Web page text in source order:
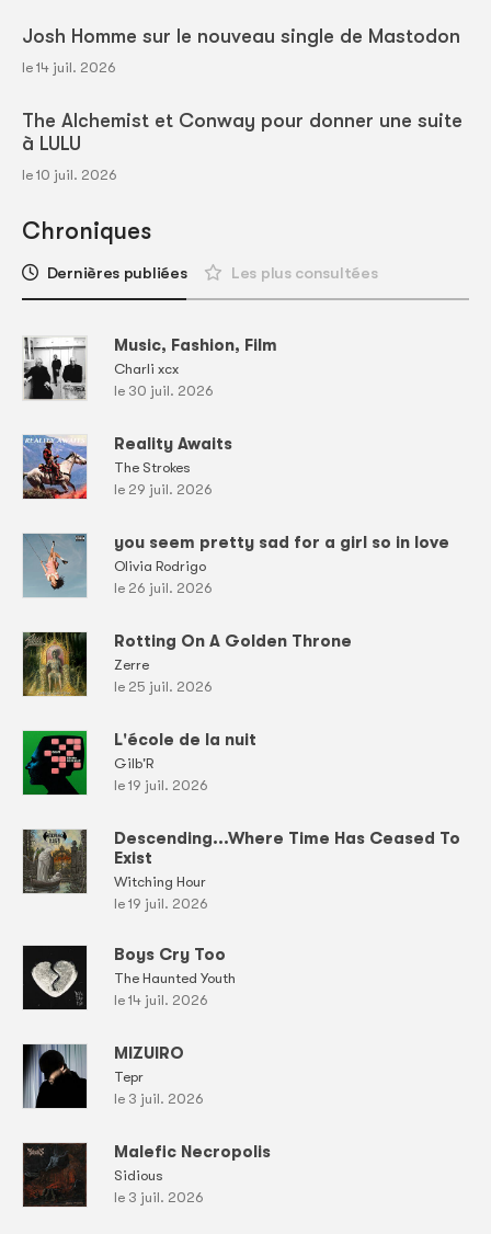
Josh Homme sur le nouveau single de Mastodon
le 14 juil. 2026
The Alchemist et Conway pour donner une suite
à LULU
le 10 juil. 2026
Chroniques
Dernières publiées Les plus consultées
Music, Fashion, Film
Charli xcx
le 30 juil. 2026
Reality Awaits
The Strokes
le 29 juil. 2026
you seem pretty sad for a girl so in love
Olivia Rodrigo
le 26 juil. 2026
Rotting On A Golden Throne
Zerre
le 25 juil. 2026
L'école de la nuit
Gilb'R
le 19 juil. 2026
Descending...Where Time Has Ceased To
Exist
Witching Hour
le 19 juil. 2026
Boys Cry Too
The Haunted Youth
le 14 juil. 2026
MIZUIRO
Tepr
le 3 juil. 2026
Malefic Necropolis
Sidious
le 3 juil. 2026